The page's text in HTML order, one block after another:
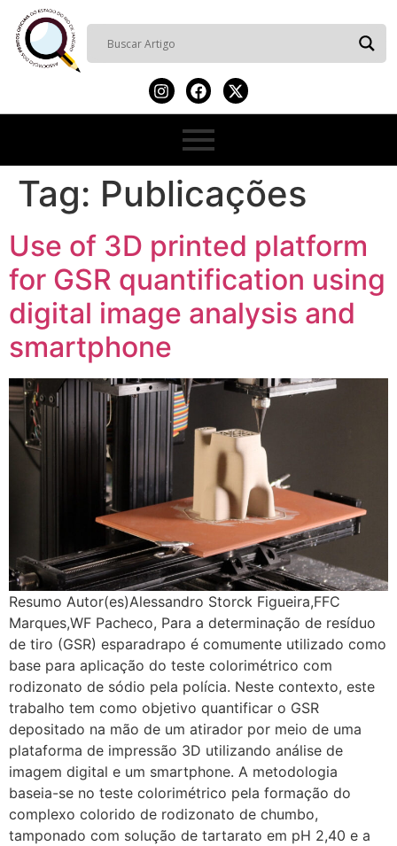
Tag: Publicações
Use of 3D printed platform
for GSR quantification using
digital image analysis and
smartphone
Resumo Autor(es)Alessandro Storck Figueira,FFC
Marques,WF Pacheco, Para a determinação de resíduo
de tiro (GSR) esparadrapo é comumente utilizado como
base para aplicação do teste colorimétrico com
rodizonato de sódio pela polícia. Neste contexto, este
trabalho tem como objetivo quantificar o GSR
depositado na mão de um atirador por meio de uma
plataforma de impressão 3D utilizando análise de
imagem digital e um smartphone. A metodologia
baseia-se no teste colorimétrico pela formação do
complexo colorido de rodizonato de chumbo,
tamponado com solução de tartarato em pH 2,40 e a